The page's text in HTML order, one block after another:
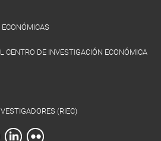
CENTRO DE INVESTIGACIÓN ECONÓMICA
(RIEC)